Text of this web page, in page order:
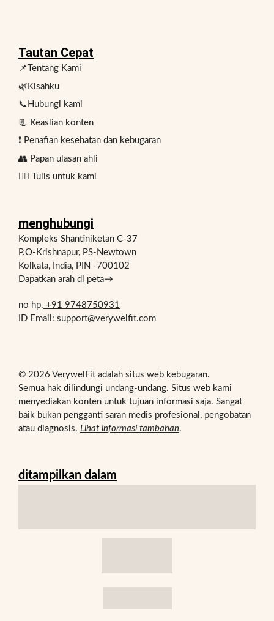
Tautan Cepat
📌Tentang Kami
🌿Kisahku
📞Hubungi kami
📃 Keaslian konten
❗ Penafian kesehatan dan kebugaran
👥 Papan ulasan ahli
✍🏻 Tulis untuk kami
menghubungi
Kompleks Shantiniketan C-37
P.O-Krishnapur, PS-Newtown
Kolkata, India, PIN -700102
Dapatkan arah di peta→
no hp. +91 9748750931
ID Email: support@verywelfit.com
© 2026 VerywelFit adalah situs web kebugaran.
Semua hak dilindungi undang-undang. Situs web kami
menyediakan konten untuk tujuan informasi saja. Sangat
baik bukan pengganti saran medis profesional, pengobatan
atau diagnosis. Lihat informasi tambahan.
ditampilkan dalam